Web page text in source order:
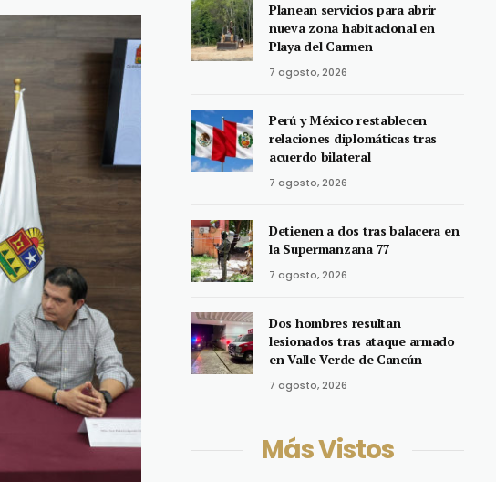
Planean servicios para abrir
nueva zona habitacional en
Playa del Carmen
7 agosto, 2026
Perú y México restablecen
relaciones diplomáticas tras
acuerdo bilateral
7 agosto, 2026
Detienen a dos tras balacera en
la Supermanzana 77
7 agosto, 2026
Dos hombres resultan
lesionados tras ataque armado
en Valle Verde de Cancún
7 agosto, 2026
Más Vistos